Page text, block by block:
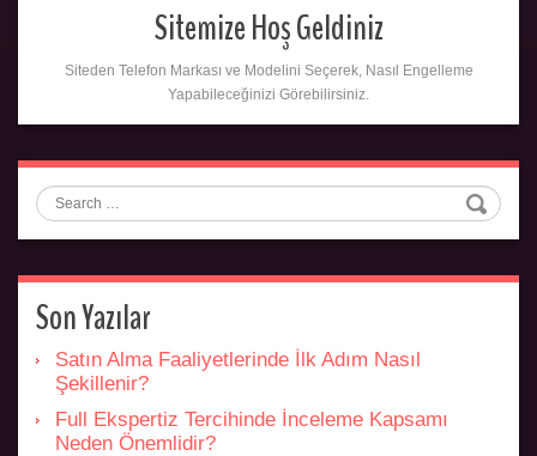
Sitemize Hoş Geldiniz
Siteden Telefon Markası ve Modelini Seçerek, Nasıl Engelleme
Yapabileceğinizi Görebilirsiniz.
Search
Son Yazılar
Satın Alma Faaliyetlerinde İlk Adım Nasıl
Şekillenir?
Full Ekspertiz Tercihinde İnceleme Kapsamı
Neden Önemlidir?